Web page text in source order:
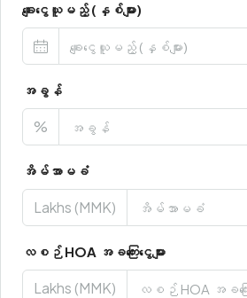
ချေးငွေယူမည့် (နှစ်များ)
အခွန်
%
အိမ်အာမခံ
Lakhs (MMK)
လစဉ် HOA အခကြေးငွေများ
Lakhs (MMK)